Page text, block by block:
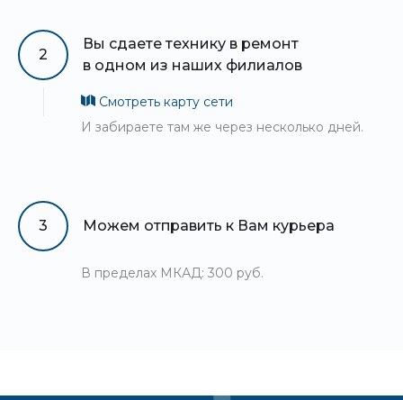
2
Вы сдаете технику в ремонт
в одном из наших филиалов
Смотреть карту сети
И забираете там же через несколько дней.
3 Можем отправить к Вам курьера
В пределах МКАД: 300 руб.